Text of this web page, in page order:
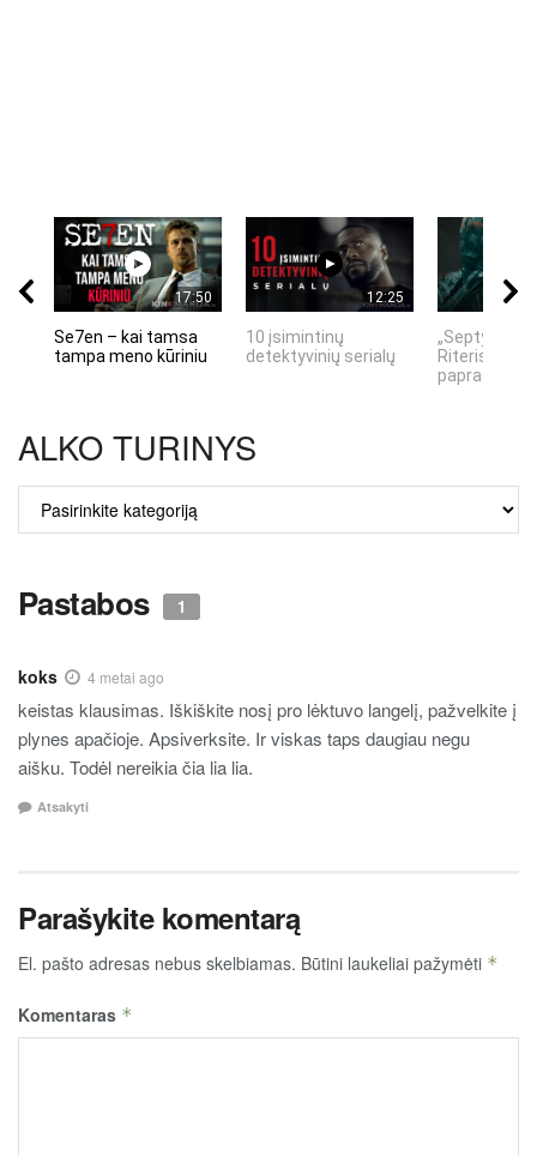
17:50
Se7en – kai tamsa
tampa meno kūriniu
12:25
10 įsimintinų
detektyvinių serialų
„Septynių
Riteris" – kai
ALKO TURINYS
TURINYS
Pastabos 1
koks 4 metai ago
keistas klausimas. Iškiškite nosį pro lėktuvo langelį, pažvelkite į
plynes apačioje. Apsiverksite. Ir viskas taps daugiau negu
aišku. Todėl nereikia čia lia lia.
Atsakyti
Parašykite komentarą
El. pašto adresas nebus skelbiamas. Būtini laukeliai pažymėti *
Komentaras *